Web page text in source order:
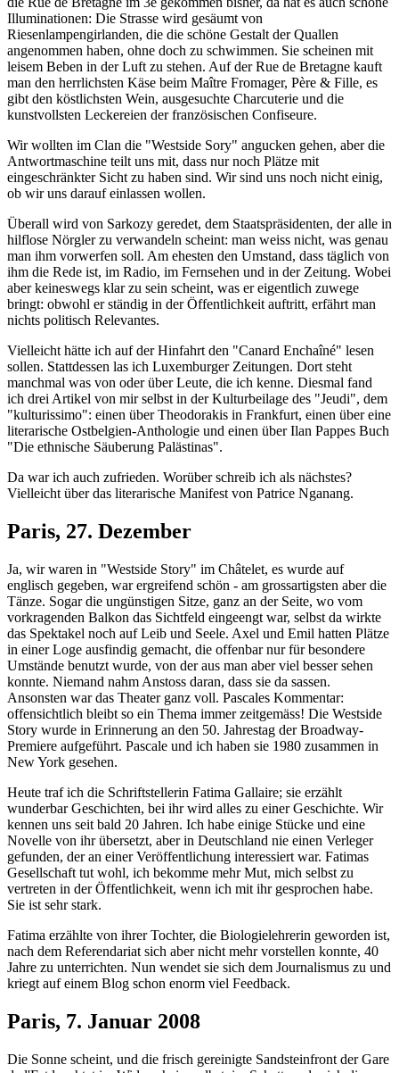
Illuminationen: Die Strasse wird gesäumt von
Riesenlampengirlanden, die die schöne Gestalt der Quallen
angenommen haben, ohne doch zu schwimmen. Sie scheinen mit
leisem Beben in der Luft zu stehen. Auf der Rue de Bretagne kauft
man den herrlichsten Käse beim Maître Fromager, Père & Fille, es
gibt den köstlichsten Wein, ausgesuchte Charcuterie und die
kunstvollsten Leckereien der französischen Confiseure.
Wir wollten im Clan die "Westside Sory" angucken gehen, aber die
Antwortmaschine teilt uns mit, dass nur noch Plätze mit
eingeschränkter Sicht zu haben sind. Wir sind uns noch nicht einig,
ob wir uns darauf einlassen wollen.
Überall wird von Sarkozy geredet, dem Staatspräsidenten, der alle in
hilflose Nörgler zu verwandeln scheint: man weiss nicht, was genau
man ihm vorwerfen soll. Am ehesten den Umstand, dass täglich von
ihm die Rede ist, im Radio, im Fernsehen und in der Zeitung. Wobei
aber keineswegs klar zu sein scheint, was er eigentlich zuwege
bringt: obwohl er ständig in der Öffentlichkeit auftritt, erfährt man
nichts politisch Relevantes.
Vielleicht hätte ich auf der Hinfahrt den "Canard Enchaîné" lesen
sollen. Stattdessen las ich Luxemburger Zeitungen. Dort steht
manchmal was von oder über Leute, die ich kenne. Diesmal fand
ich drei Artikel von mir selbst in der Kulturbeilage des "Jeudi", dem
"kulturissimo": einen über Theodorakis in Frankfurt, einen über eine
literarische Ostbelgien-Anthologie und einen über Ilan Pappes Buch
"Die ethnische Säuberung Palästinas".
Da war ich auch zufrieden. Worüber schreib ich als nächstes?
Vielleicht über das literarische Manifest von Patrice Nganang.
Paris, 27. Dezember
Ja, wir waren in "Westside Story" im Châtelet, es wurde auf
englisch gegeben, war ergreifend schön - am grossartigsten aber die
Tänze. Sogar die ungünstigen Sitze, ganz an der Seite, wo vom
vorkragenden Balkon das Sichtfeld eingeengt war, selbst da wirkte
das Spektakel noch auf Leib und Seele. Axel und Emil hatten Plätze
in einer Loge ausfindig gemacht, die offenbar nur für besondere
Umstände benutzt wurde, von der aus man aber viel besser sehen
konnte. Niemand nahm Anstoss daran, dass sie da sassen.
Ansonsten war das Theater ganz voll. Pascales Kommentar:
offensichtlich bleibt so ein Thema immer zeitgemäss! Die Westside
Story wurde in Erinnerung an den 50. Jahrestag der Broadway-
Premiere aufgeführt. Pascale und ich haben sie 1980 zusammen in
New York gesehen.
Heute traf ich die Schriftstellerin Fatima Gallaire; sie erzählt
wunderbar Geschichten, bei ihr wird alles zu einer Geschichte. Wir
kennen uns seit bald 20 Jahren. Ich habe einige Stücke und eine
Novelle von ihr übersetzt, aber in Deutschland nie einen Verleger
gefunden, der an einer Veröffentlichung interessiert war. Fatimas
Gesellschaft tut wohl, ich bekomme mehr Mut, mich selbst zu
vertreten in der Öffentlichkeit, wenn ich mit ihr gesprochen habe.
Sie ist sehr stark.
Fatima erzählte von ihrer Tochter, die Biologielehrerin geworden ist,
nach dem Referendariat sich aber nicht mehr vorstellen konnte, 40
Jahre zu unterrichten. Nun wendet sie sich dem Journalismus zu und
kriegt auf einem Blog schon enorm viel Feedback.
Paris, 7. Januar 2008
Die Sonne scheint, und die frisch gereinigte Sandsteinfront der Gare